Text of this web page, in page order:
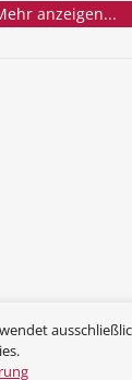
anzeigen...